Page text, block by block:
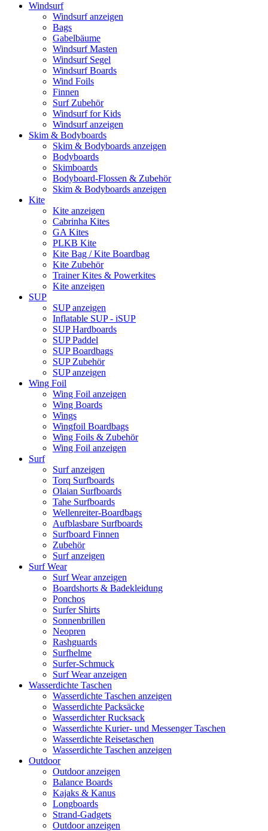
Windsurf
Windsurf anzeigen
Bags
Gabelbäume
Windsurf Masten
Windsurf Segel
Windsurf Boards
Wind Foils
Finnen
Surf Zubehör
Windsurf for Kids
Windsurf anzeigen
Skim & Bodyboards
Skim & Bodyboards anzeigen
Bodyboards
Skimboards
Bodyboard-Flossen & Zubehör
Skim & Bodyboards anzeigen
Kite
Kite anzeigen
Cabrinha Kites
GA Kites
PLKB Kite
Kite Bag / Kite Boardbag
Kite Zubehör
Trainer Kites & Powerkites
Kite anzeigen
SUP
SUP anzeigen
Inflatable SUP - iSUP
SUP Hardboards
SUP Paddel
SUP Boardbags
SUP Zubehör
SUP anzeigen
Wing Foil
Wing Foil anzeigen
Wing Boards
Wings
Wingfoil Boardbags
Wing Foils & Zubehör
Wing Foil anzeigen
Surf
Surf anzeigen
Torq Surfboards
Olaian Surfboards
Tahe Surfboards
Wellenreiter-Boardbags
Aufblasbare Surfboards
Surfboard Finnen
Zubehör
Surf anzeigen
Surf Wear
Surf Wear anzeigen
Boardshorts & Badekleidung
Ponchos
Surfer Shirts
Sonnenbrillen
Neopren
Rashguards
Surfhelme
Surfer-Schmuck
Surf Wear anzeigen
Wasserdichte Taschen
Wasserdichte Taschen anzeigen
Wasserdichte Packsäcke
Wasserdichter Rucksack
Wasserdichte Kurier- und Messenger Taschen
Wasserdichte Reisetaschen
Wasserdichte Taschen anzeigen
Outdoor
Outdoor anzeigen
Balance Boards
Kajaks & Kanus
Longboards
Strand-Gadgets
Outdoor anzeigen